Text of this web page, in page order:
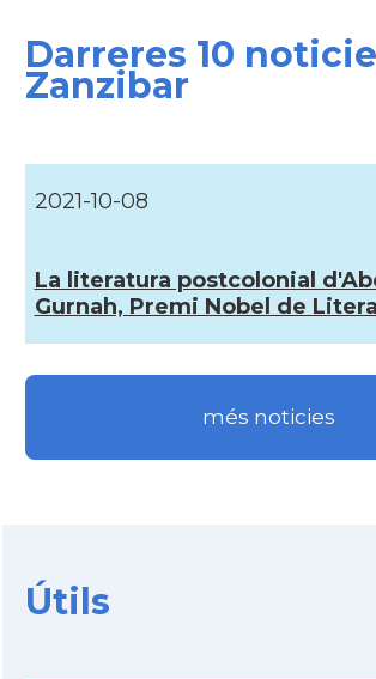
Darreres 10
Zanzibar
2021-10-08
La literatura postcolonial
Gurnah, Premi Nobel de
més noticies
Útils